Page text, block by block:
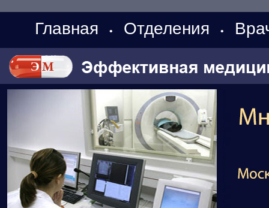
Главная • Отделения •